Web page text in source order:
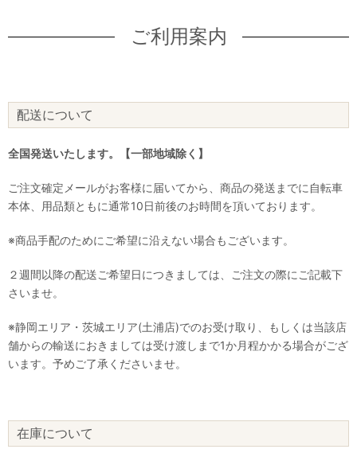
ご利用案内
配送について
全国発送いたします。【一部地域除く】
ご注文確定メールがお客様に届いてから、商品の発送までに自転車
本体、用品類ともに通常10日前後のお時間を頂いております。
※商品手配のためにご希望に沿えない場合もございます。
２週間以降の配送ご希望日につきましては、ご注文の際にご記載下
さいませ。
※静岡エリア・茨城エリア(土浦店)でのお受け取り、もしくは当該店
舗からの輸送におきましては受け渡しまで1か月程かかる場合がござ
います。予めご了承くださいませ。
在庫について